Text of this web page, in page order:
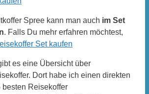
Spree kann man auch im Set
. Falls Du mehr erfahren möchtest,
Set kaufen
es eine Übersicht über
Dort habe ich einen direkten
besten Reisekoffer